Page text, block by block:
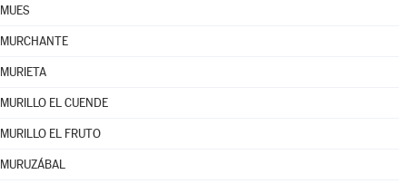
MUES
MURCHANTE
MURIETA
MURILLO EL CUENDE
MURILLO EL FRUTO
MURUZÁBAL